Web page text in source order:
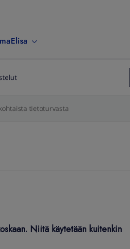
tietoturvasta
Niitä käytetään kuitenkin